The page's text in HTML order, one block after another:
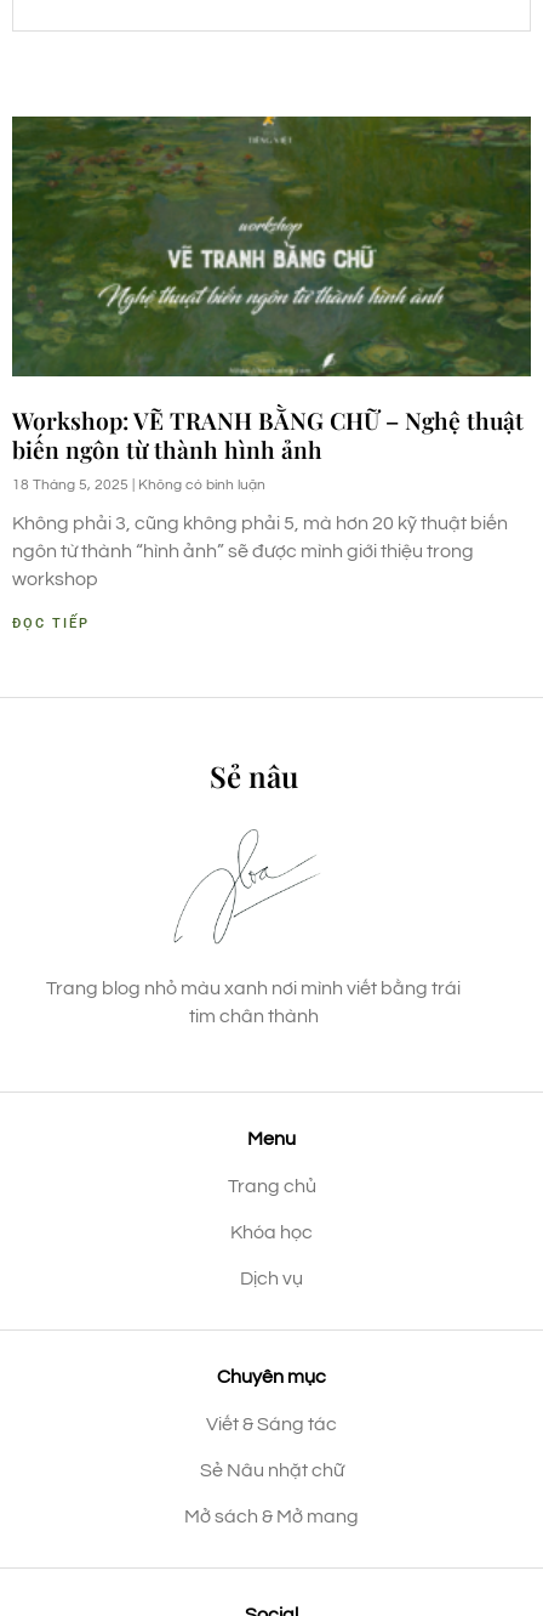
Workshop: VẼ TRANH BẰNG CHỮ – Nghệ thuật
biến ngôn từ thành hình ảnh
18 Tháng 5, 2025 Không có bình luận
Không phải 3, cũng không phải 5, mà hơn 20 kỹ thuật biến
ngôn từ thành “hình ảnh” sẽ được mình giới thiệu trong
workshop
ĐỌC TIẾP
Sẻ nâu
Trang blog nhỏ màu xanh nơi mình viết bằng trái
tim chân thành
Menu
Trang chủ
Khóa học
Dịch vụ
Chuyên mục
Viết & Sáng tác
Sẻ Nâu nhặt chữ
Mở sách & Mở mang